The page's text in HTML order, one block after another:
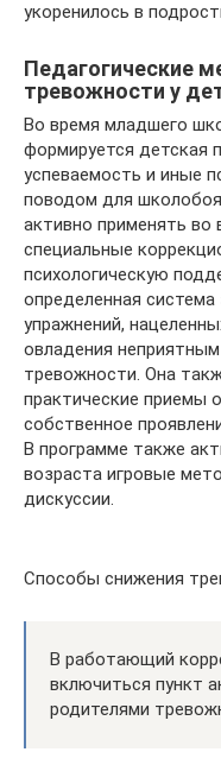
укоренилось в
Педагогические
тревожности у
Во время младшего
формируется детская
успеваемость и иные
поводом для
активно применять во
специальные
психологическую
определенная система
упражнений,
овладения
тревожности. Она
практические приемы
собственное
В программе также
возраста игровые
дискуссии.
Способы снижения
В работающий
включиться пункт
родителями